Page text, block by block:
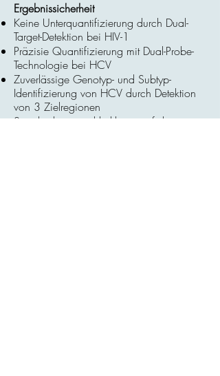
Ergebnissicherheit
Keine Unterquantifizierung durch Dual-
Target-Detektion bei HIV-1
Präzisie Quantifizierung mit Dual-Probe-
Technologie bei HCV
Zuverlässige Genotyp- und Subtyp-
Identifizierung von HCV durch Detektion
von 3 Zielregionen
Standardisiert und kalibriert auf den ersten